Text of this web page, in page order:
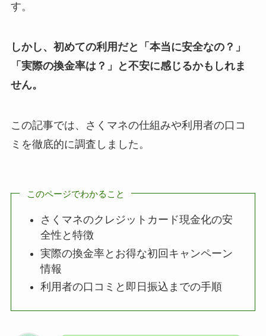
す。
しかし、初めての利用だと「本当に安全なの？」
「実際の換金率は？」と不安に感じるかもしれま
せん。
この記事では、さくマネの仕組みや利用者の口コ
ミを徹底的に調査しました。
このページでわかること
さくマネのクレジットカード現金化の安
全性と特徴
実際の換金率とお得な初回キャンペーン
情報
利用者の口コミと即日振込までの手順